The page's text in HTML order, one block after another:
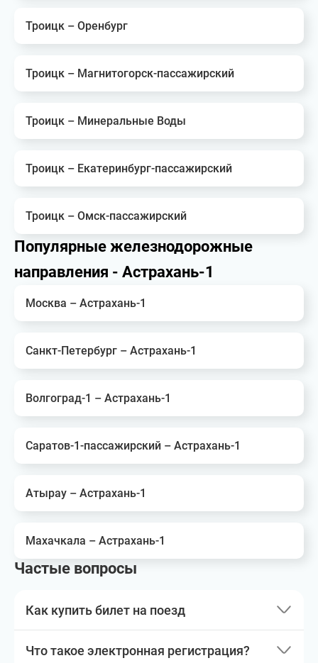
Троицк – Оренбург
Троицк – Магнитогорск-пассажирский
Троицк – Минеральные Воды
Троицк – Екатеринбург-пассажирский
Троицк – Омск-пассажирский
Популярные железнодорожные
направления - Астрахань-1
Москва – Астрахань-1
Санкт-Петербург – Астрахань-1
Волгоград-1 – Астрахань-1
Саратов-1-пассажирский – Астрахань-1
Атырау – Астрахань-1
Махачкала – Астрахань-1
Частые вопросы
Как купить билет на поезд
Что такое электронная регистрация?